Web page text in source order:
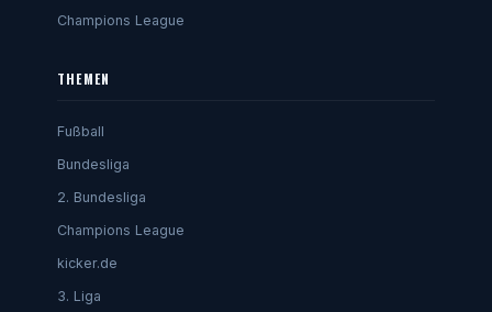
Champions League
THEMEN
Fußball
Bundesliga
2. Bundesliga
Champions League
kicker.de
3. Liga